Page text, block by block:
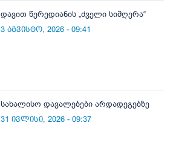
დავით წერედიანის „ძველი სიმღერა“
3 აგვისტო, 2026 - 09:41
სახალისო დავალებები არდადეგებზე
31 ივლისი, 2026 - 09:37